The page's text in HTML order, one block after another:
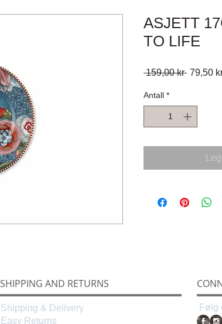
ASJETT
TO LIFE
159,00 kr Vanlig
79,50
Antall *
SHIPPING AND RETURNS
Shipping & Delivery
Easy Returns
Følg